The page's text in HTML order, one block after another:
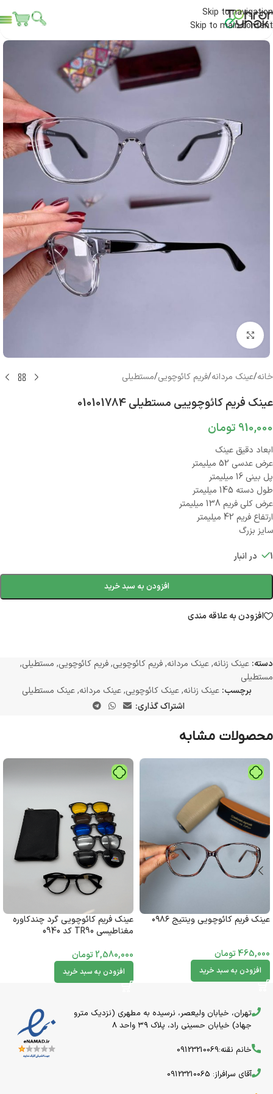
Skip to navigation
Skip to main content
بزرگنمایی تصویر
خانه/عینک مردانه/فریم کائوچویی/مستطیلی
عینک فریم کائوچوییی مستطیلی 010101784
910,000 تومان
ابعاد دقیق عینک
عرض عدسی 52 میلیمتر
پل بینی 16 میلیمتر
طول دسته 145 میلیمتر
عرض کلی فریم 138 میلیمتر
ارتفاع فریم 42 میلیمتر
سایز بزرگ
1 در انبار
افزودن به سبد خرید
افزودن به علاقه مندی
دسته: عینک زنانه,عینک مردانه,فریم کائوچویی,فریم کائوچویی, مستطیلی,
مستطیلی
برچسب: عینک زنانه, عینک کائوچویی, عینک مردانه, عینک مستطیلی
اشتراک گذاری:
محصولات مشابه
عینک فریم کائوچویی وینتیج ۰۹۸۶
465,000تومان
افزودن به سبد خرید
عینک فریم کائوچویی گرد چندکاوره
مغناطیسی TR90 کد 0940
2,580,000تومان
افزودن به سبد خرید
تهران، خیابان ولیعصر، نرسیده به مطهری (نزدیک مترو
جهاد) خیابان حسینی راد، پلاک ۳۹ واحد 8
خانم نقنه:09123210069
آقای سرافراز: 09123210065